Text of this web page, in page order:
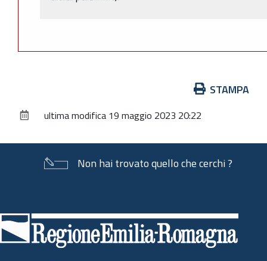
documento
STAMPA
ultima modifica 19 maggio 2023 20:22
Non hai trovato quello che cerchi ?
di
pagina